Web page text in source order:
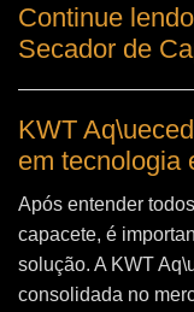
Continue
Secador de
KWT
em tecnologia
Após entender
capacete, é
solução. A KWT
consolidada no